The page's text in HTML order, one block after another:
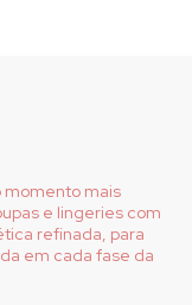
momento mais
e lingeries com
refinada, para
em cada fase da